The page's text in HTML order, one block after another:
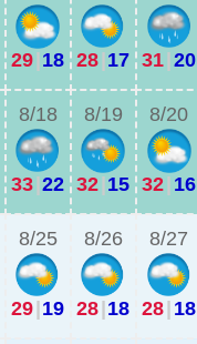
29|18 28|17 31|20
8/18
33|22
8/19
32|15
8/20
32| 16
8/25
29|19
8/26
28|18
8/27
28| 18